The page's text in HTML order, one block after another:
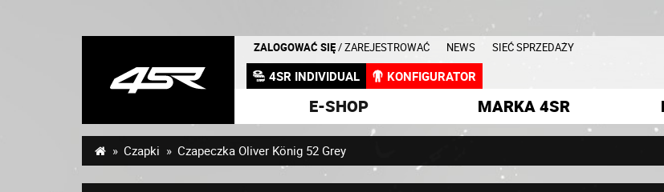
ZALOGOWAĆ SIĘ / ZAREJESTROWAĆ NEWS SIEĆ SPRZEDAŻY
4SR INDIVIDUAL KONFIGURATOR
E-SHOP MARKA 4SR
Czapki Czapeczka Oliver König 52 Grey